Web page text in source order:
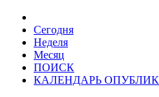
Сегодня
Неделя
Месяц
ПОИСК
КАЛЕНДАРЬ